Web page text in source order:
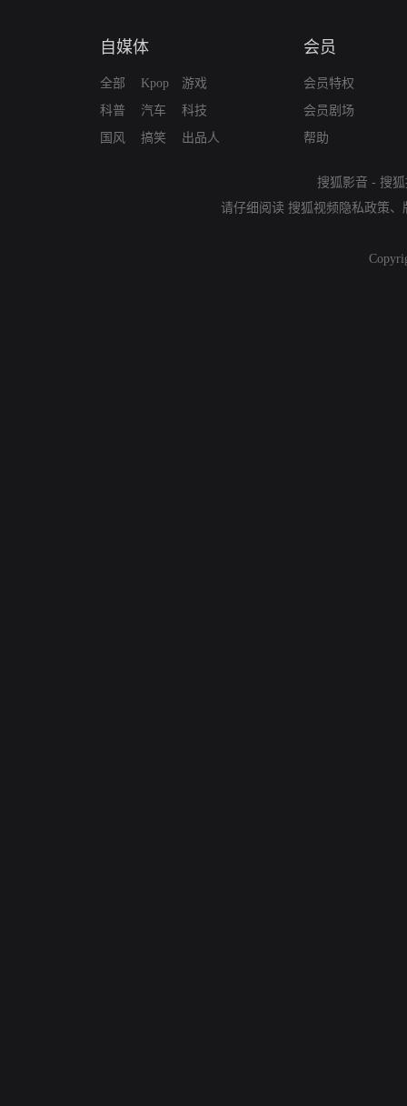
自媒体
全部
科普
国风
Kpop
汽车
搞笑
游戏
科技
出品人
会员
会员特权
会员剧场
帮助
搜狐影音 - 搜
请仔细阅读 搜狐视频隐私政策、